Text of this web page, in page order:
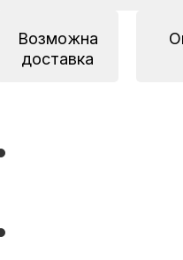
Возможна
доставка